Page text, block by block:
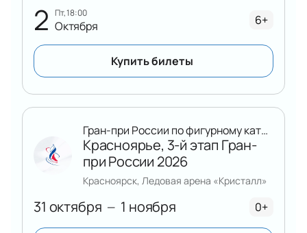
2 пт, 18:00
Октября 6+
Купить билеты
31 октября — 1 ноября
Гран-при России по фигурному катанию
Красноярье, 3-й этап Гран-
при России 2026
Красноярск, Ледовая арена «Кристалл»
0+